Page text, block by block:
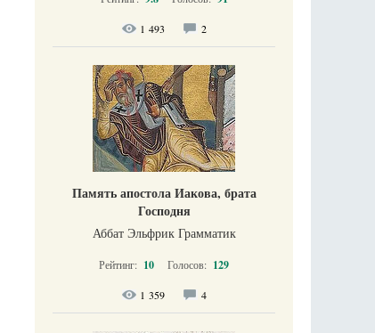
1 493 2
Память апостола Иакова, брата
Господня
Аббат Эльфрик Грамматик
Рейтинг: 10 Голосов: 129
1 359 4